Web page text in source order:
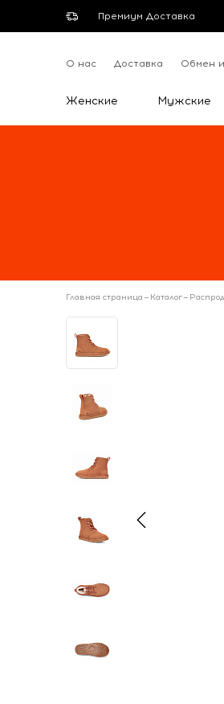
Премиум Доставка
О нас Доставка Обмен
Женские Мужские
Главная страница— Каталог—